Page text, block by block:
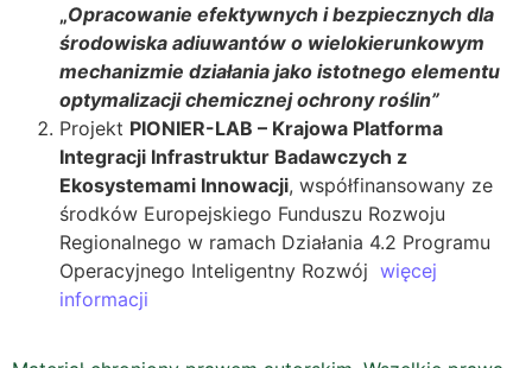
„Opracowanie efektywnych i bezpiecznych dla
środowiska adiuwantów o wielokierunkowym
mechanizmie działania jako istotnego elementu
optymalizacji chemicznej ochrony roślin”
Projekt PIONIER-LAB – Krajowa Platforma
Integracji Infrastruktur Badawczych z
Ekosystemami Innowacji, współfinansowany ze
środków Europejskiego Funduszu Rozwoju
Regionalnego w ramach Działania 4.2 Programu
Operacyjnego Inteligentny Rozwój więcej
informacji